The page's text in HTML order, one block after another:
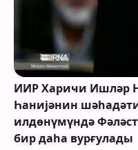
ИИР Хариҹи Ишләр
Һанијәнин
илдөнүмүндә
бир даһа вурғулады